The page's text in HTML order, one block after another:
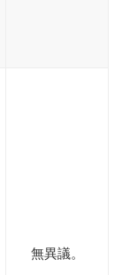
無異議。